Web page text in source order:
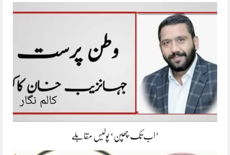
’اب تک چھپن‘ پولیس مقابلے